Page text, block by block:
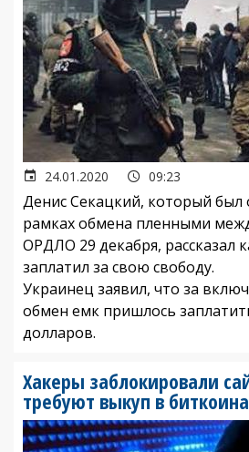
24.01.2020 09:23
Денис Секацкий, который был
рамках обмена пленными
ОРДЛО 29 декабря, рассказал
заплатил за свою свободу.
Украинец заявил, что за
обмен емк пришлось
долларов.
Хакеры заблокировали
требуют выкуп в